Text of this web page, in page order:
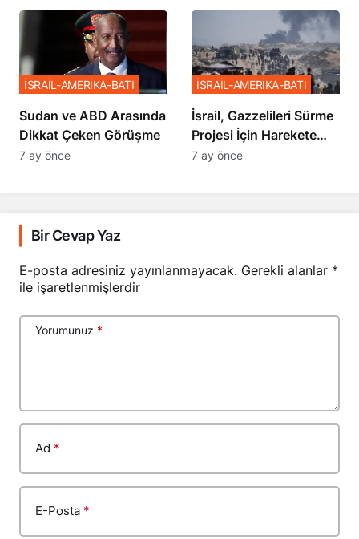
Sözler
Sudan ve ABD Arasında
Dikkat Çeken Görüşme
İSRAİL-AMERİKA-BATI
7 ay önce
İsrail, Gazzelileri Sürme
Projesi İçin Harekete
Geçti
İSRAİL-AMERİKA-BATI
7 ay önce
Bir Cevap Yaz
E-posta adresiniz yayınlanmayacak. Gerekli alanlar *
ile işaretlenmişlerdir
Yorumunuz *
Ad *
E-Posta *